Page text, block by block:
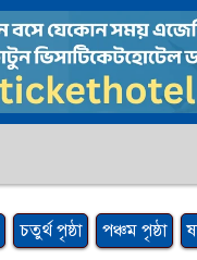
চতুর্থ পৃষ্ঠা পঞ্চম পৃষ্ঠা